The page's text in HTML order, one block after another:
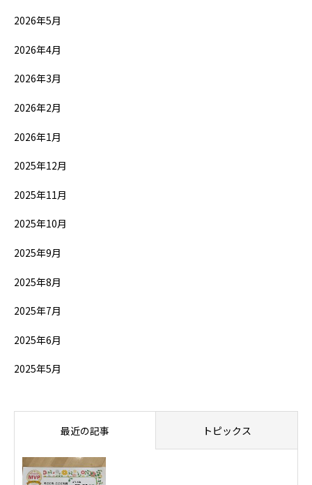
2026年5月
2026年4月
2026年3月
2026年2月
2026年1月
2025年12月
2025年11月
2025年10月
2025年9月
2025年8月
2025年7月
2025年6月
2025年5月
最近の記事 トピックス